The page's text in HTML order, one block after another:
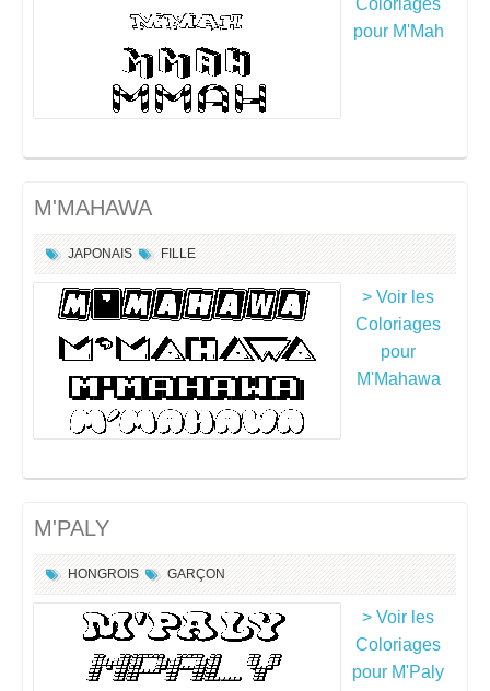
Coloriages
pour M'Mah
M'MAHAWA
JAPONAIS FILLE
> Voir les
Coloriages
pour
M'Mahawa
M'PALY
HONGROIS GARÇON
> Voir les
Coloriages
pour M'Paly